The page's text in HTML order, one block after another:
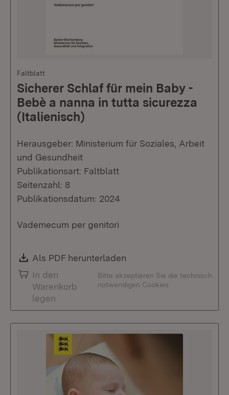
Faltblatt
Sicherer Schlaf für mein Baby -
Bebè a nanna in tutta sicurezza
(Italienisch)
Herausgeber: Ministerium für Soziales, Arbeit
und Gesundheit
Publikationsart: Faltblatt
Seitenzahl: 8
Publikationsdatum: 2024
Vademecum per genitori
Download:
Als PDF herunterladen
In den
Warenkorb
legen
Bitte akzeptieren Sie die technisch
notwendigen Cookies